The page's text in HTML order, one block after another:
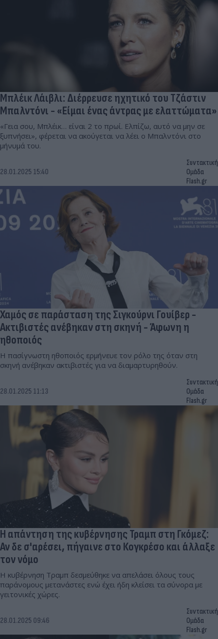
Μπλέικ Λάιβλι: Διέρρευσε ηχητικό του Τζάστιν
Μπαλντόνι - «Είμαι ένας άντρας με ελαττώματα»
«Γεια σου, Μπλέικ… είναι 2 το πρωί. Ελπίζω, αυτό να μην σε
ξυπνήσει», φέρεται να ακούγεται να λέει ο Μπαλντόνι στο
μήνυμά του.
28.01.2025 15:40
Συντακτική
Ομάδα
Flash.gr
Χαμός σε παράσταση της Σιγκούρνι Γουίβερ -
Ακτιβιστές ανέβηκαν στη σκηνή - Άφωνη η
ηθοποιός
Η πασίγνωστη ηθοποιός ερμήνευε τον ρόλο της όταν στη
σκηνή ανέβηκαν ακτιβιστές για να διαμαρτυρηθούν.
28.01.2025 11:13
Συντακτική
Ομάδα
Flash.gr
Η απάντηση της κυβέρνησης Τραμπ στη Γκόμεζ:
Αν δε σ'αρέσει, πήγαινε στο Κογκρέσο και άλλαξε
τον νόμο
Η κυβέρνηση Τραμπ δεσμεύθηκε να απελάσει όλους τους
παράνομους μετανάστες ενώ έχει ήδη κλείσει τα σύνορα με
γειτονικές χώρες.
28.01.2025 09:46
Συντακτική
Ομάδα
Flash.gr